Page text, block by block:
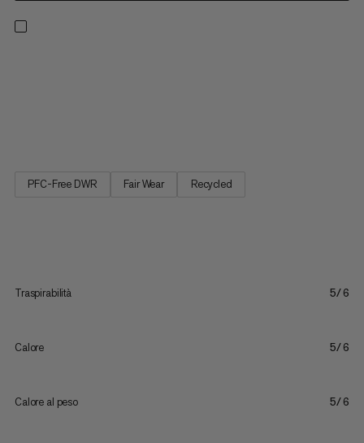
PFC-Free DWR Fair Wear Recycled
Traspirabilità 5/6
Calore 5/6
Calore al peso 5/6